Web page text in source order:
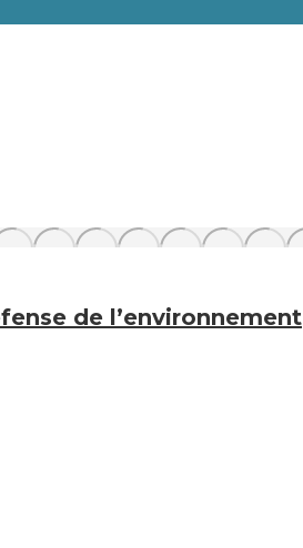
de l’environnement